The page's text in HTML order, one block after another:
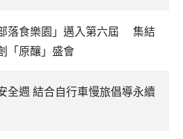
部落食樂園」邁入第六屆 集結
「原釀」盛會
全週 結合自行車慢旅倡導永續